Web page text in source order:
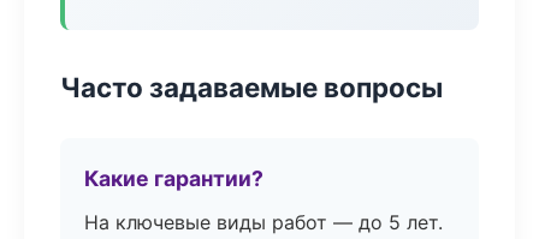
Часто задаваемые вопросы
Какие гарантии?
На ключевые виды работ — до 5 лет.